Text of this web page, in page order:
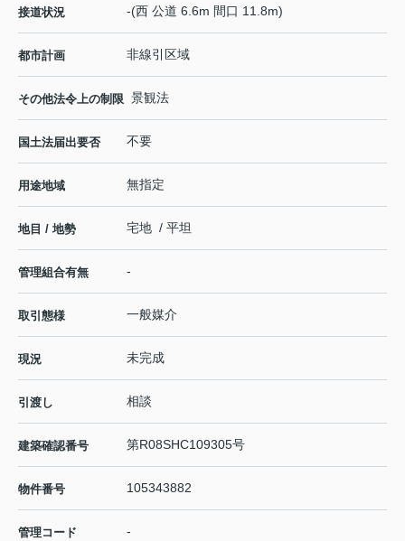
接道状況 -(西 公道 6.6m 間口 11.8m)
都市計画 非線引区域
その他法令上の制限 景観法
国土法届出要否 不要
用途地域 無指定
地目 / 地勢 宅地 / 平坦
管理組合有無 -
取引態様 一般媒介
現況 未完成
引渡し 相談
建築確認番号 第R08SHC109305号
物件番号 105343882
管理コード -